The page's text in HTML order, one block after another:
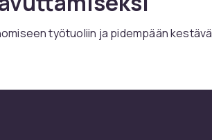
työtuoliin ja pidempään